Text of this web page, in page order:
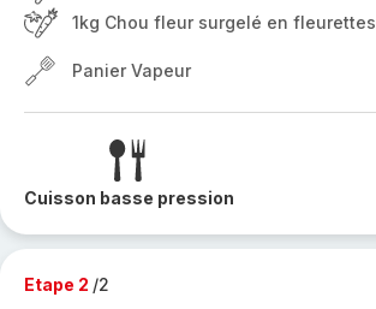
1kg Chou fleur surgelé en fleurettes
Panier Vapeur
Cuisson basse pression
Etape 2 /2